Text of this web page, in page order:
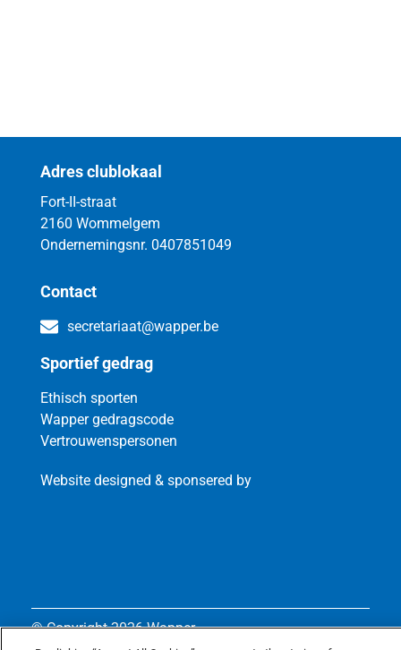
Adres clublokaal
Fort-II-straat
2160 Wommelgem
Ondernemingsnr. 0407851049
Contact
secretariaat@wapper.be
Sportief gedrag
Ethisch sporten
Wapper gedragscode
Vertrouwenspersonen
Website designed & sponsered by
© Copyright2026 Wapper